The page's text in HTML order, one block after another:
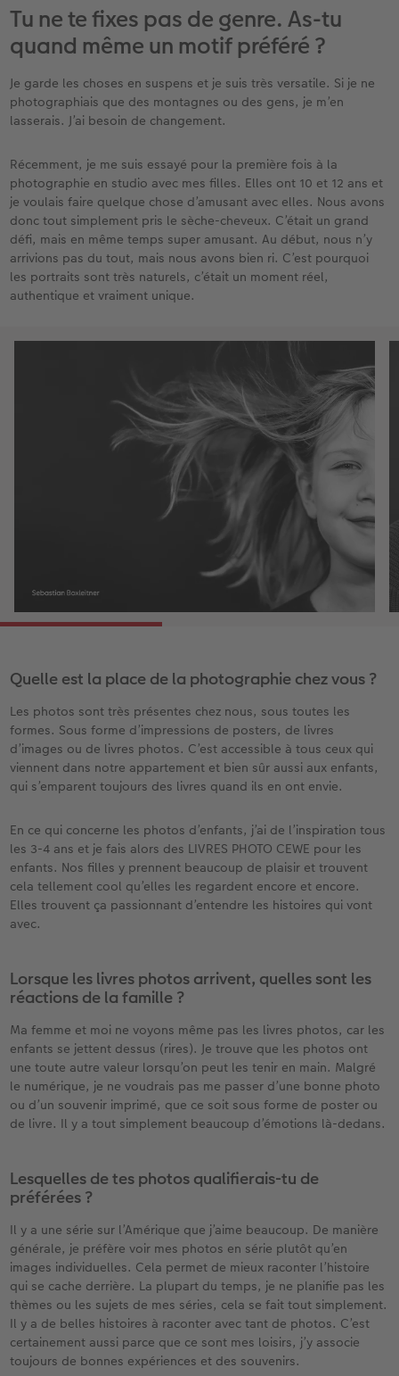
Tu ne te fixes pas de genre. As-tu
quand même un motif préféré ?
Je garde les choses en suspens et je suis très versatile. Si je ne
photographiais que des montagnes ou des gens, je m’en
lasserais. J’ai besoin de changement.
Récemment, je me suis essayé pour la première fois à la
photographie en studio avec mes filles. Elles ont 10 et 12 ans et
je voulais faire quelque chose d’amusant avec elles. Nous avons
donc tout simplement pris le sèche-cheveux. C’était un grand
défi, mais en même temps super amusant. Au début, nous n’y
arrivions pas du tout, mais nous avons bien ri. C’est pourquoi
les portraits sont très naturels, c’était un moment réel,
authentique et vraiment unique.
Quelle est la place de la photographie chez vous ?
Les photos sont très présentes chez nous, sous toutes les
formes. Sous forme d’impressions de posters, de livres
d’images ou de livres photos. C’est accessible à tous ceux qui
viennent dans notre appartement et bien sûr aussi aux enfants,
qui s’emparent toujours des livres quand ils en ont envie.
En ce qui concerne les photos d’enfants, j’ai de l’inspiration tous
les 3-4 ans et je fais alors des LIVRES PHOTO CEWE pour les
enfants. Nos filles y prennent beaucoup de plaisir et trouvent
cela tellement cool qu’elles les regardent encore et encore.
Elles trouvent ça passionnant d’entendre les histoires qui vont
avec.
Lorsque les livres photos arrivent, quelles sont les
réactions de la famille ?
Ma femme et moi ne voyons même pas les livres photos, car les
enfants se jettent dessus (rires). Je trouve que les photos ont
une toute autre valeur lorsqu’on peut les tenir en main. Malgré
le numérique, je ne voudrais pas me passer d’une bonne photo
ou d’un souvenir imprimé, que ce soit sous forme de poster ou
de livre. Il y a tout simplement beaucoup d’émotions là-dedans.
Lesquelles de tes photos qualifierais-tu de
préférées ?
Il y a une série sur l’Amérique que j’aime beaucoup. De manière
générale, je préfère voir mes photos en série plutôt qu’en
images individuelles. Cela permet de mieux raconter l’histoire
qui se cache derrière. La plupart du temps, je ne planifie pas les
thèmes ou les sujets de mes séries, cela se fait tout simplement.
Il y a de belles histoires à raconter avec tant de photos. C’est
certainement aussi parce que ce sont mes loisirs, j’y associe
toujours de bonnes expériences et des souvenirs.